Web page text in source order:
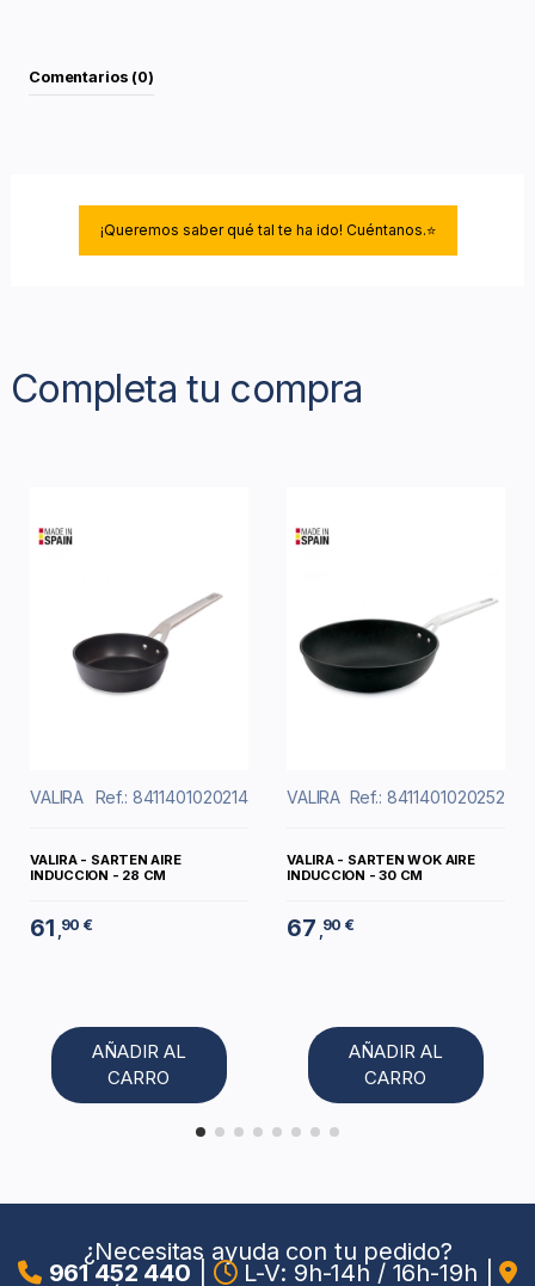
Comentarios (0)
¡Queremos saber qué tal te ha ido! Cuéntanos.⭐
Completa tu compra
VALIRA Ref.: 8411401020214
VALIRA - SARTEN AIRE
INDUCCION - 28 CM
61 ,90 €
AÑADIR AL
CARRO
VALIRA Ref.: 8411401020252
VALIRA - SARTEN WOK AIRE
INDUCCION - 30 CM
67 ,90 €
AÑADIR AL
CARRO
¿Necesitas ayuda con tu pedido?
961 452 440 L-V: 9h-14h / 16h-19h